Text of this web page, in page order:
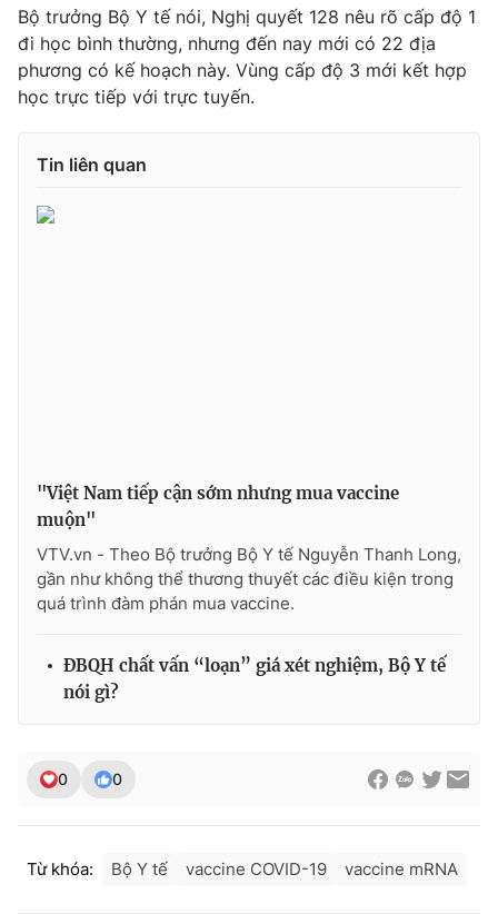
Bộ trưởng Bộ Y tế nói, Nghị quyết 128 nêu rõ cấp độ 1
đi học bình thường, nhưng đến nay mới có 22 địa
phương có kế hoạch này. Vùng cấp độ 3 mới kết hợp
học trực tiếp với trực tuyến.
Tin liên quan
"Việt Nam tiếp cận sớm nhưng mua vaccine
muộn"
VTV.vn - Theo Bộ trưởng Bộ Y tế Nguyễn Thanh Long,
gần như không thể thương thuyết các điều kiện trong
quá trình đàm phán mua vaccine.
ĐBQH chất vấn “loạn” giá xét nghiệm, Bộ Y tế
nói gì?
0 0
Từ khóa: Bộ Y tế vaccine COVID-19 vaccine mRNA